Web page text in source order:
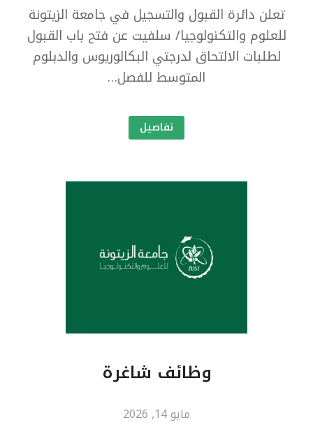
تعلن دائرة القبول والتسجيل في جامعة الزيتونة
للعلوم والتكنولوجيا/ سلفيت عن فتح باب القبول
لطلبات الالتحاق لدرجتي البكالوريوس والدبلوم
المتوسط للفصل…
تفاصيل
وظائف شاغرة
مايو 14, 2026